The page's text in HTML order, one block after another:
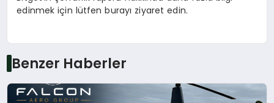
edinmek için lütfen burayı ziyaret edin.
Benzer Haberler